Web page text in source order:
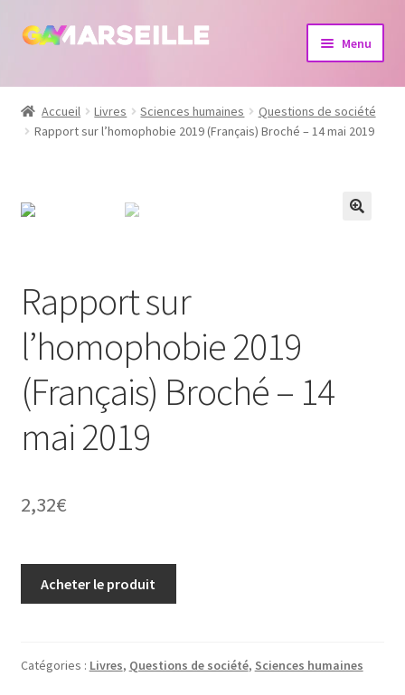
Aller
navigation
Aller
Menu
Boutique
Bijoux
Accueil Livres Sciences humaines
Questions de société
Rapport sur l’homophobie 2019 (Français) Broché – 14 mai 2019
Rapport sur
l’homophobie 2019
(Français) Broché – 14
mai 2019
2,32€
Acheter le produit
Catégories : Livres, Questions de société, Sciences humaines